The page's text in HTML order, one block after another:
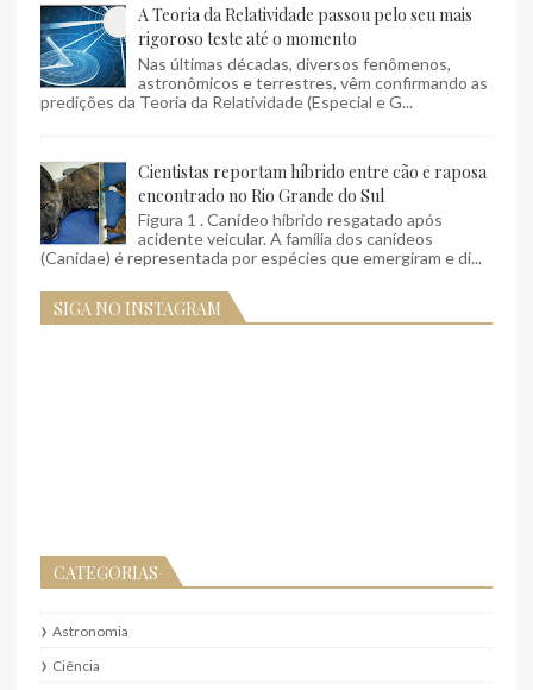
A Teoria da Relatividade passou pelo seu mais
rigoroso teste até o momento
Nas últimas décadas, diversos fenômenos,
astronômicos e terrestres, vêm confirmando as
predições da Teoria da Relatividade (Especial e G...
Cientistas reportam híbrido entre cão e raposa
encontrado no Rio Grande do Sul
Figura 1 . Canídeo híbrido resgatado após
acidente veicular. A família dos canídeos
(Canidae) é representada por espécies que emergiram e di...
SIGA NO INSTAGRAM
CATEGORIAS
Astronomia
Ciência